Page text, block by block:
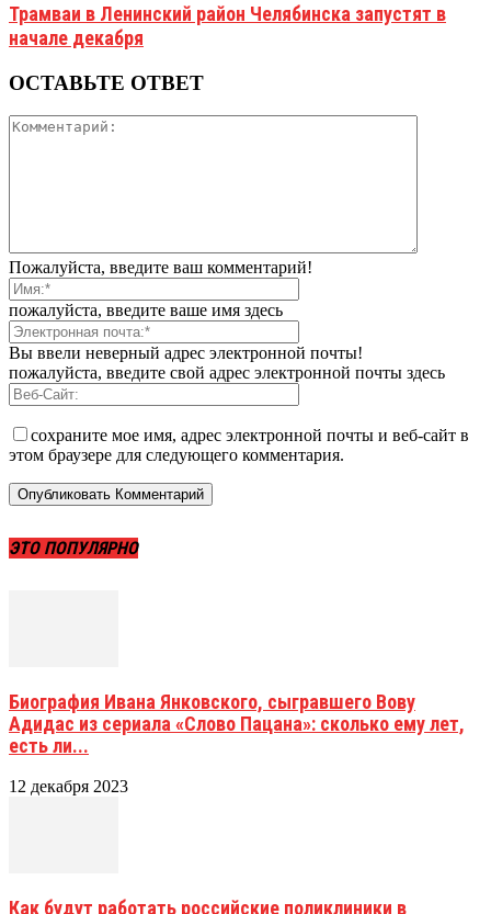
Трамваи в Ленинский район Челябинска запустят в
начале декабря
ОСТАВЬТЕ ОТВЕТ
Пожалуйста, введите ваш комментарий!
пожалуйста, введите ваше имя здесь
Вы ввели неверный адрес электронной почты!
пожалуйста, введите свой адрес электронной почты здесь
сохраните мое имя, адрес электронной почты и веб-сайт в
этом браузере для следующего комментария.
ЭТО ПОПУЛЯРНО
Биография Ивана Янковского, сыгравшего Вову
Адидас из сериала «Слово Пацана»: сколько ему лет,
есть ли...
12 декабря 2023
Как будут работать российские поликлиники в